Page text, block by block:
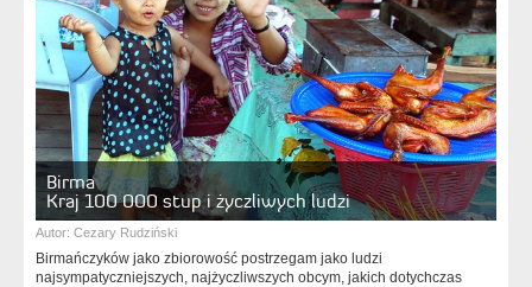
Birma
Kraj 100 000 stup i życzliwych ludzi
Autor: Cezary Rudziński
Birmańczyków jako zbiorowość postrzegam jako ludzi
najsympatyczniejszych, najżyczliwszych obcym, jakich dotychczas